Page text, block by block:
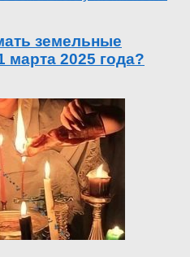
земельные
марта 2025 года?